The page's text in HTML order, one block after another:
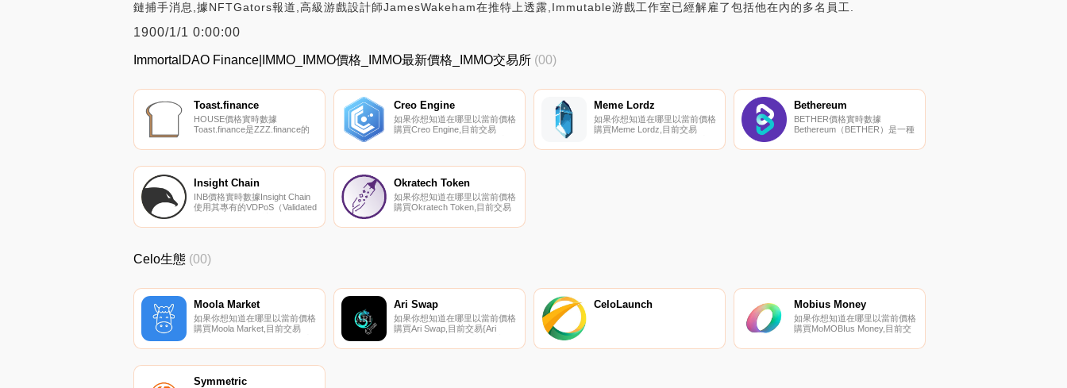
鏈捕手消息,據NFTGators報道,高級游戲設計師JamesWakeham在推特上透露,Immutable游戲工作室已經解雇了包括他在內的多名員工.
1900/1/1 0:00:00
ImmortalDAO Finance|IMMO_IMMO價格_IMMO最新價格_IMMO交易所 (00)
Toast.finance
HOUSE價格實時數據
Toast.finance是ZZZ.finance的
YFI-ygov.finance）。
區別在于,最初沒有一個代幣,而
是有兩個協同工作的代
幣-$HOUSE和$AVO.
Creo Engine
如果你想知道在哪里以當前價格
購買Creo Engine,目前交易
幣交易所是BitMart、MEXC和
找到其他列表.
Meme Lordz
如果你想知道在哪里以當前價格
購買Meme Lordz,目前交易
貨幣交易所是
Bethereum
BETHER價格實時數據
Bethereum（BETHER）是一種
行。Bethereum目前的供應量為
Insight Chain
INB價格實時數據Insight Chain
使用其專有的VDPoS（Validated
DPoS、BFT和驗證節點。
度、縱向/橫向可擴展性,并將
DApp業務數據存儲在公共區塊
Okratech Token
如果你想知道在哪里以當前價格
購買Okratech Token,目前交易
密貨幣交易所是Bitrue、
Celo生態 (00)
Moola Market
如果你想知道在哪里以當前價格
購買Moola Market,目前交易
貨幣交易所是Ubeswap。您可
建立在移動第一Celo區塊鏈上的
Ari Swap
如果你想知道在哪里以當前價格
購買Ari Swap,目前交易{Ari
所是Ubeswap。您可以在我們
CeloLaunch Mobius Money
如果你想知道在哪里以當前價格
購買MoMOBIus Money,目前交
級加密貨幣交易所是
Symmetric